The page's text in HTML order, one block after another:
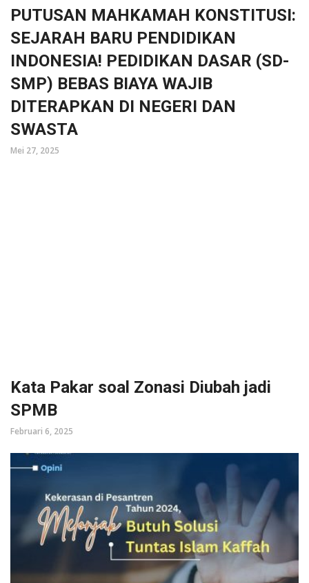
PUTUSAN MAHKAMAH KONSTITUSI:
SEJARAH BARU PENDIDIKAN
INDONESIA! PEDIDIKAN DASAR (SD-
SMP) BEBAS BIAYA WAJIB
DITERAPKAN DI NEGERI DAN
SWASTA
Mei 27, 2025
Kata Pakar soal Zonasi Diubah jadi
SPMB
Februari 6, 2025